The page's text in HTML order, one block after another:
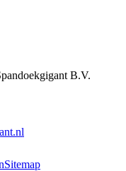
B.V.
Sitemap